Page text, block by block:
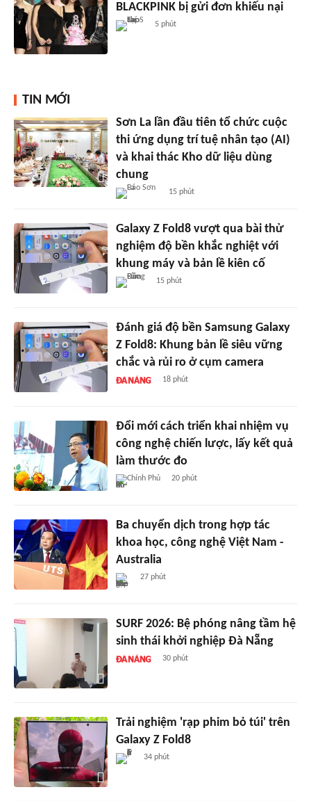
BLACKPINK bị gửi đơn khiếu nại
5 phút
TIN MỚI
Sơn La lần đầu tiên tổ chức cuộc
thi ứng dụng trí tuệ nhân tạo (AI)
và khai thác Kho dữ liệu dùng
chung
15 phút
Galaxy Z Fold8 vượt qua bài thử
nghiệm độ bền khắc nghiệt với
khung máy và bản lề kiên cố
15 phút
Đánh giá độ bền Samsung Galaxy
Z Fold8: Khung bản lề siêu vững
chắc và rủi ro ở cụm camera
18 phút
Đổi mới cách triển khai nhiệm vụ
công nghệ chiến lược, lấy kết quả
làm thước đo
Chính Phủ 20 phút
Ba chuyển dịch trong hợp tác
khoa học, công nghệ Việt Nam -
Australia
27 phút
SURF 2026: Bệ phóng nâng tầm hệ
sinh thái khởi nghiệp Đà Nẵng
30 phút
Trải nghiệm 'rạp phim bỏ túi' trên
Galaxy Z Fold8
34 phút